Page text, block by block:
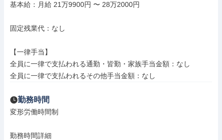
基本給：月給 21万9900円 〜 28万2000円
固定残業代：なし
【一律手当】
全員に一律で支払われる通勤・皆勤・家族手当金額：なし
全員に一律で支払われるその他手当金額：なし
勤務時間
変形労働時間制
勤務時間詳細